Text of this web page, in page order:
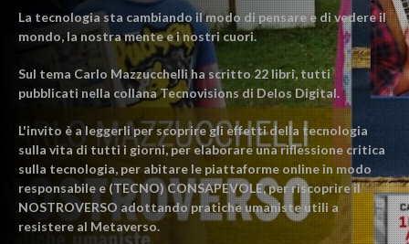
La tecnologia sta cambiando il modo di pensare e di vedere il
mondo, la nostra mente e i nostri cuori.
Sul tema Carlo Mazzucchelli ha scritto 22 libri, tutti
pubblicati nella collana Tecnovisions di Delos Digital.
L'invito è a leggerli per scoprire gli effetti della tecnologia
sulla vita di tutti i giorni, per elaborare una riflessione critica
sulla tecnologia, per abitare le piattaforme online in modo
responsabile e (TECNO) CONSAPEVOLE, per riscoprire il
NOSTROVERSO adottando pratiche umaniste utili a
resistere al Metaverso.